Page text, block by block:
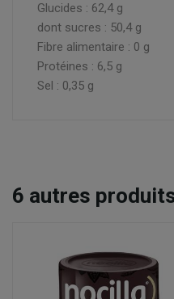
Glucides : 62,4 g
dont sucres : 50,4 g
Fibre alimentaire : 0 g
Protéines : 6,5 g
Sel : 0,35 g
6 autres